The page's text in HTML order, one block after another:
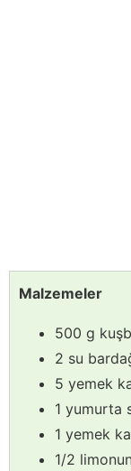
Malzemeler
500 g
2 su
5 yemek
1 yumurta
1 yemek
1/2